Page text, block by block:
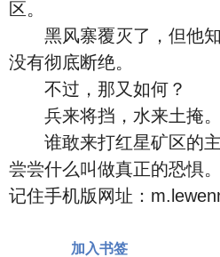
区。
黑风寨覆灭了，但他知
没有彻底断绝。
不过，那又如何？
兵来将挡，水来土掩。
谁敢来打红星矿区的主
尝尝什么叫做真正的恐惧。
记住手机版网址：
加入书签